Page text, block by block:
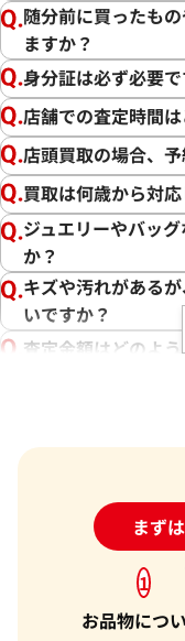
この度は「おたからや
ざいました。また、お
だけた形でご売却いた
私たちの目標は、常に
することです。その
握し、お客様に最適
社では、ブランド品
を考慮し、できる限
心がけております。
やキャンペーン、世
取を実現しています。
買取を提供しており
ることが、私たちに
め、さらに多くのお
いります。バッグ以
の際は、ぜひ「おた
切なお品物を最良の
ご満足いただける買
随分前に買ったも
ますか？
身分証は必ず必要で
店舗での査定時間
店頭買取の場合、
買取は何歳から対
ジュエリーやバッ
か？
キズや汚れがある
いですか？
査定金額はどのよ
売却するか悩んで
1点からでも査定
まず
24時間
1
お品物につ